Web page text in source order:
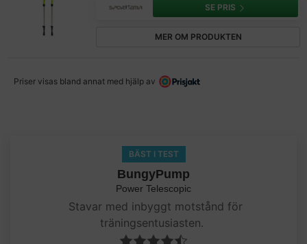
SE PRIS
MER OM PRODUKTEN
Priser visas bland annat med hjälp av
BÄST I TEST
BungyPump
Power Telescopic
Stavar med inbyggt motstånd för
träningsentusiasten.